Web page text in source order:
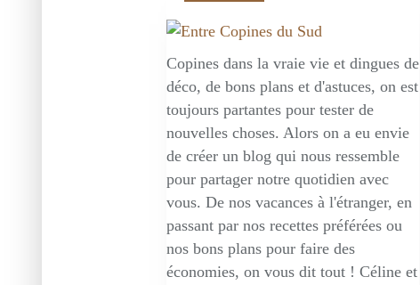
Copines dans la vraie vie et dingues de
déco, de bons plans et d'astuces, on est
toujours partantes pour tester de
nouvelles choses. Alors on a eu envie
de créer un blog qui nous ressemble
pour partager notre quotidien avec
vous. De nos vacances à l'étranger, en
passant par nos recettes préférées ou
nos bons plans pour faire des
économies, on vous dit tout ! Céline et